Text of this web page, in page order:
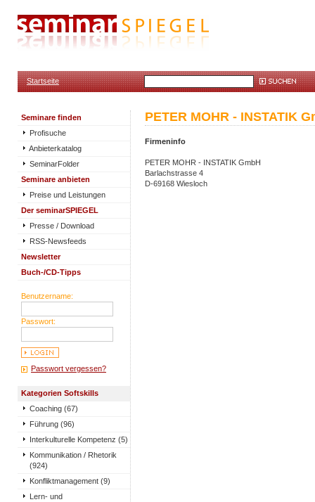
Startseite
Seminare finden
Profisuche
Anbieterkatalog
SeminarFolder
Seminare anbieten
Preise und Leistungen
Der seminarSPIEGEL
Presse / Download
RSS-Newsfeeds
Newsletter
Buch-/CD-Tipps
Benutzername:
Passwort:
Passwort vergessen?
Kategorien Softskills
Coaching (67)
Führung (96)
Interkulturelle Kompetenz (5)
Kommunikation / Rhetorik
(924)
Konfliktmanagement (9)
Lern- und
PETER MOHR - INSTATIK
Firmeninfo
PETER MOHR - INSTATIK GmbH
Barlachstrasse 4
D-69168 Wiesloch